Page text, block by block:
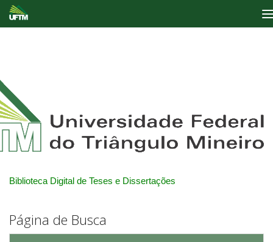
Biblioteca Digital de Teses e Dissertações
Página de Busca